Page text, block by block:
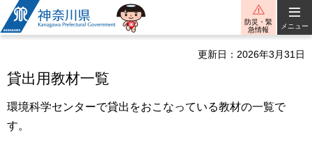
神奈川県
防災・緊
急情報
メニュー
更新日：2026年3月31日
貸出用教材一覧
環境科学センターで貸出をおこなっている教材の一覧で
す。